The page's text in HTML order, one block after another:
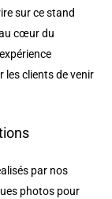
sur ce stand
cœur du
les clients de venir
par nos
photos pour